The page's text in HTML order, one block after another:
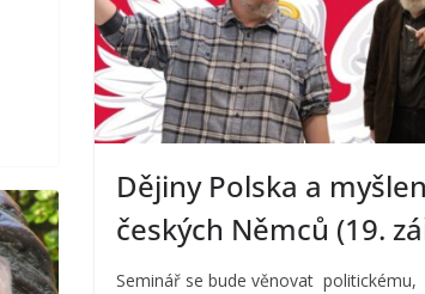
Dějiny Polska a
českých Němců (19.
Seminář se bude věnovat politickému,